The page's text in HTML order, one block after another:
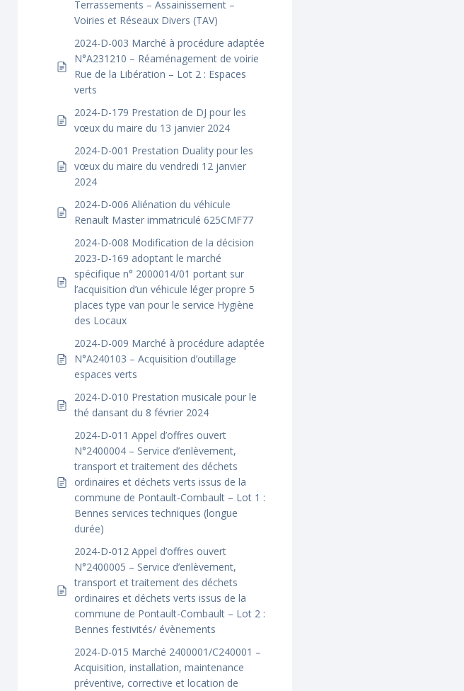
Terrassements – Assainissement –
Voiries et Réseaux Divers (TAV)
2024-D-003 Marché à procédure adaptée
N°A231210 – Réaménagement de voirie
Rue de la Libération – Lot 2 : Espaces
verts
2024-D-179 Prestation de DJ pour les
vœux du maire du 13 janvier 2024
2024-D-001 Prestation Duality pour les
vœux du maire du vendredi 12 janvier
2024
2024-D-006 Aliénation du véhicule
Renault Master immatriculé 625CMF77
2024-D-008 Modification de la décision
2023-D-169 adoptant le marché
spécifique n° 2000014/01 portant sur
l’acquisition d’un véhicule léger propre 5
places type van pour le service Hygiène
des Locaux
2024-D-009 Marché à procédure adaptée
N°A240103 – Acquisition d’outillage
espaces verts
2024-D-010 Prestation musicale pour le
thé dansant du 8 février 2024
2024-D-011 Appel d’offres ouvert
N°2400004 – Service d’enlèvement,
transport et traitement des déchets
ordinaires et déchets verts issus de la
commune de Pontault-Combault – Lot 1 :
Bennes services techniques (longue
durée)
2024-D-012 Appel d’offres ouvert
N°2400005 – Service d’enlèvement,
transport et traitement des déchets
ordinaires et déchets verts issus de la
commune de Pontault-Combault – Lot 2 :
Bennes festivités/ évènements
2024-D-015 Marché 2400001/C240001 –
Acquisition, installation, maintenance
préventive, corrective et location de